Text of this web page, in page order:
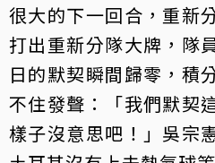
很大的下一回合，重新
打出重新分隊大牌，隊
日的默契瞬間歸零，積
不住發聲：「我們默契
樣子沒意思吧！」吳宗